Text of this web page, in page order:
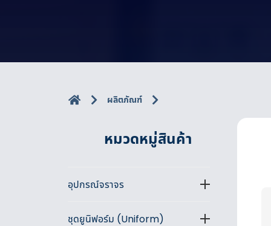
ผลิตภัณฑ์
หมวดหมู่สินค้า
อุปกรณ์จราจร
ชุดยูนิฟอร์ม (Uniform)